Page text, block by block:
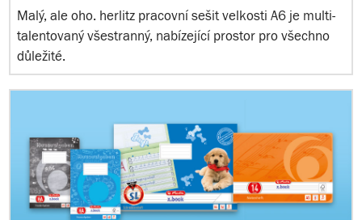
Malý, ale oho. herlitz pracovní sešit velkosti A6 je multi-
talentovaný všestranný, nabízející prostor pro všechno
důležité.